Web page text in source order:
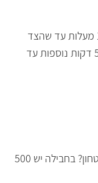
אופים 15-20 דקות בחום של 180-200 מעלות עד שהצד
התחתון נראה עשוי. הופכים ואופים כ-5 דקות נוספות עד
האם הכוונה להשתמש בכל החבילה של הטחון? בחבילה יש 500